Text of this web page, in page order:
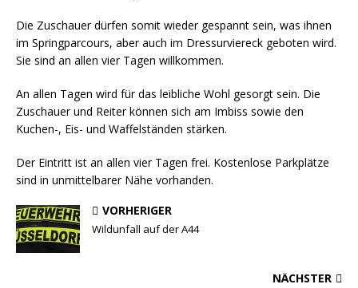
Die Zuschauer dürfen somit wieder gespannt sein, was ihnen
im Springparcours, aber auch im Dressurviereck geboten wird.
Sie sind an allen vier Tagen willkommen.
An allen Tagen wird für das leibliche Wohl gesorgt sein. Die
Zuschauer und Reiter können sich am Imbiss sowie den
Kuchen-, Eis- und Waffelständen stärken.
Der Eintritt ist an allen vier Tagen frei. Kostenlose Parkplätze
sind in unmittelbarer Nähe vorhanden.
VORHERIGER
Wildunfall auf der A44
NÄCHSTER